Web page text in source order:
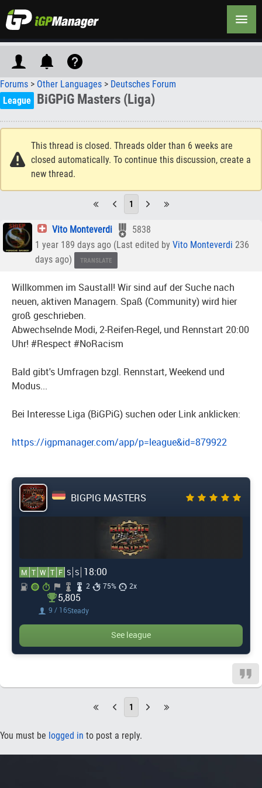
Forums > Other Languages > Deutsches Forum
League
BiGPiG Masters (Liga)
This thread is closed. Threads older than 6 weeks are
closed automatically. To continue this discussion, create a
new thread.
1
Vito Monteverdi
5838
1 year 189 days ago (Last edited by Vito Monteverdi 236
days ago)
TRANSLATE
Willkommen im Saustall! Wir sind auf der Suche nach
neuen, aktiven Managern. Spaß (Community) wird hier
groß geschrieben.
Abwechselnde Modi, 2-Reifen-Regel, und Rennstart 20:00
Uhr! #Respect #NoRacism
Bald gibt's Umfragen bzgl. Rennstart, Weekend und
Modus...
Bei Interesse Liga (BiGPiG) suchen oder Link anklicken:
https://igpmanager.com/app/p=league&id=879922
BIGPIG MASTERS
M T W T F S S 18:00
2 75% 2x
5,805
9 / 16Steady
See league
1
You must be logged in to post a reply.